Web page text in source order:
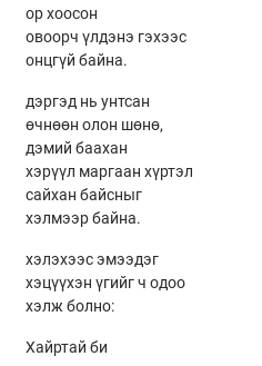
ор хоосон
овоорч үлдэнэ гэхээс
онцгүй байна.
дэргэд нь унтсан
өчнөөн олон шөнө,
дэмий баахан
хэрүүл маргаан хүртэл
сайхан байсныг
хэлмээр байна.
хэлэхээс эмээдэг
хэцүүхэн үгийг ч одоо
хэлж болно:
Хайртай би